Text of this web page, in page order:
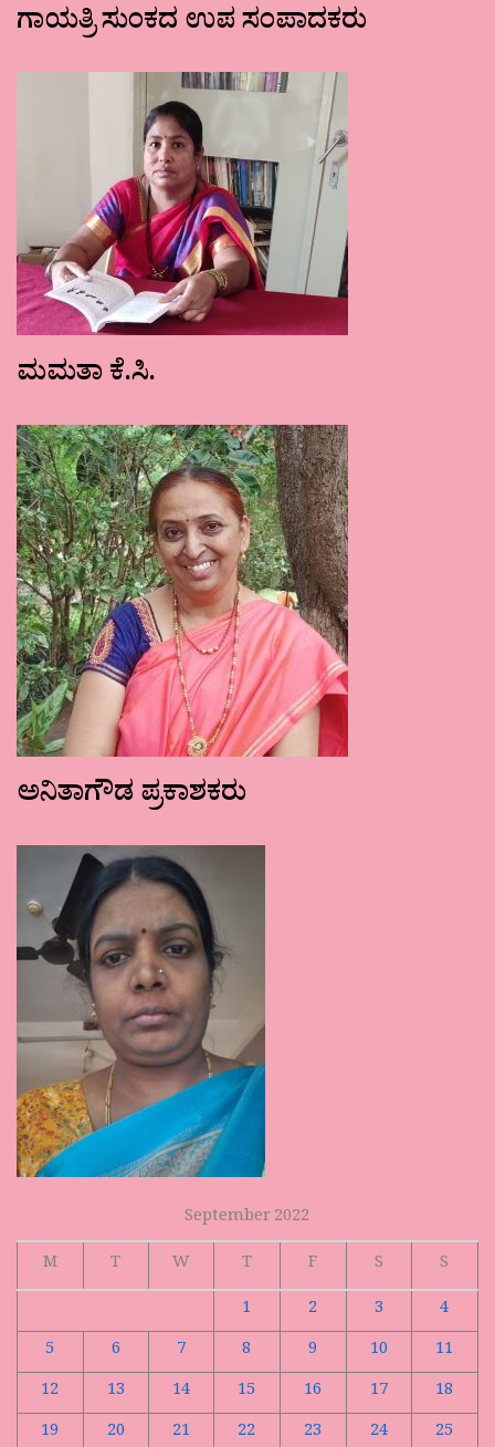
ಗಾಯತ್ರಿ ಸುಂಕದ ಉಪ ಸಂಪಾದಕರು
ಮಮತಾ ಕೆ.ಸಿ.
ಅನಿತಾಗೌಡ ಪ್ರಕಾಶಕರು
September 2022
M
T W T F S
S
1
2 3
4
5
6 7 8 9 10
11
12
13 14 15 16 17
18
19
20 21 22 23 24
25